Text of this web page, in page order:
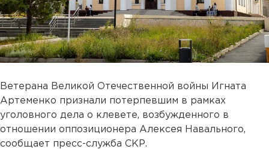
Ветерана Великой Отечественной войны Игната
Артеменко признали потерпевшим в рамках
уголовного дела о клевете, возбужденного в
отношении оппозиционера Алексея Навального,
сообщает пресс-служба СКР.